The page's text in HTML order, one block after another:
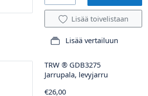
Lisää toivelistaan
Lisää vertailuun
TRW ® GDB3275
Jarrupala, levyjarru
€26,00